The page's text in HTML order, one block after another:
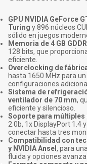
GPU NVIDIA GeForce
Turing y 896 núcleos
sólido en juegos
Memoria de 4 GB
128 bits, que
eficiente.
Overclocking de
hasta 1650 MHz para
configuraciones
Sistema de
ventilador de 70 mm,
eficiente y silencioso.
Soporte para múltiples
2.0b, 1x DisplayPort 1.4
conectar hasta tres
Compatibilidad con
y NVIDIA Ansel , para
fluida y opciones